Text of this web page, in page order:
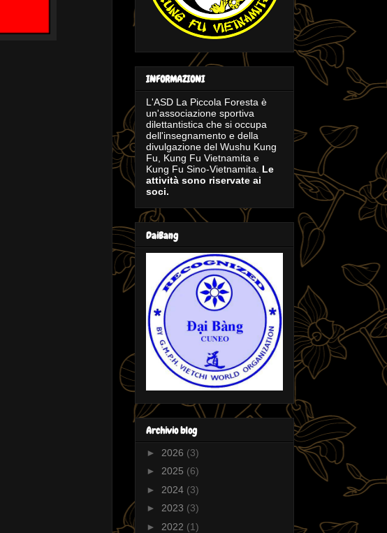
INFORMAZIONI
L'ASD La Piccola Foresta è
un'associazione sportiva
dilettantistica che si occupa
dell'insegnamento e della
divulgazione del Wushu Kung
Fu, Kung Fu Vietnamita e
Kung Fu Sino-Vietnamita. Le
attività sono riservate ai
soci.
DaiBang
Archivio blog
► 2026 (3)
► 2025 (6)
► 2024 (3)
► 2023 (3)
► 2022 (1)